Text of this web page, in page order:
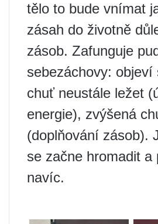
tělo to bude vnímat
zásah do životně
zásob. Zafunguje
sebezáchovy: objeví
chuť neustále ležet
energie), zvýšená
(doplňování zásob).
se začne hromadit a
navíc.